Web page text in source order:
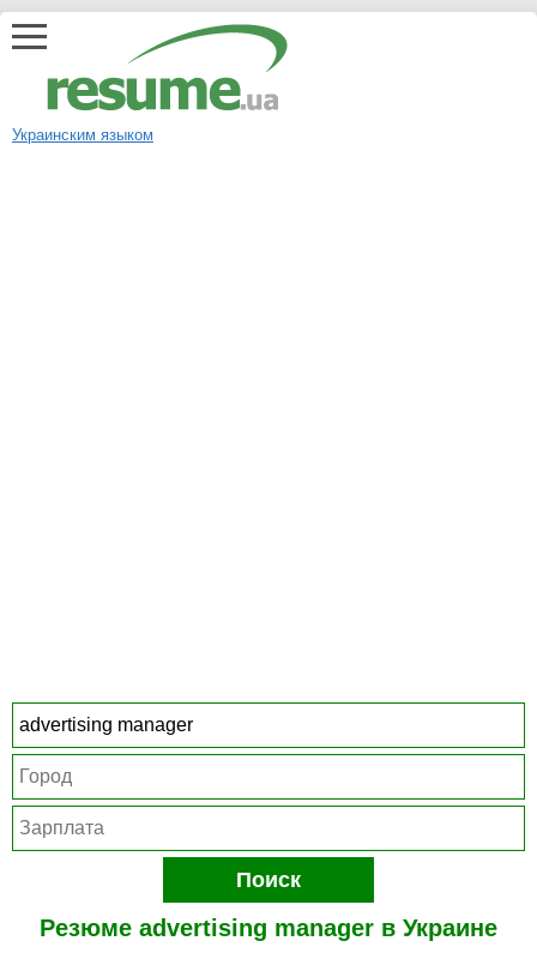
Украинским языком
Поиск
Резюме advertising manager в Украине